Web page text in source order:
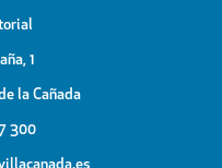
1
la Cañada
300